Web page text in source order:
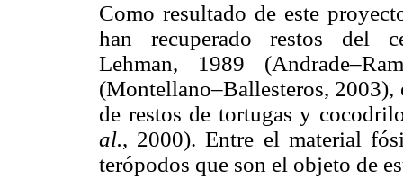
Como resultado de este
han recuperado restos del
Lehman, 1989
(Montellano–Ballesteros, 2003),
de restos de tortugas y
al., 2000). Entre el material
terópodos que son el objeto de